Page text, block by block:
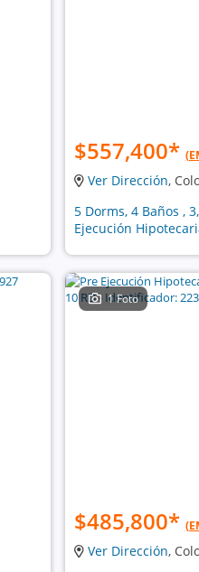
$557,400*
Ver Dirección,
5 Dorms, 4 Baños ,
Ejecución
1 Foto
$485,800*
Ver Dirección,